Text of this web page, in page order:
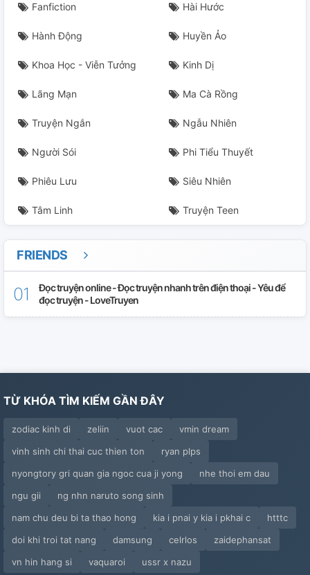
Chương 24: Kim Thương Không Ngã (cao H)
Chương 25: Hoàn
Ép Khô Là Loại Như Thế Nào Thể Nghiệm (cao H)
Hồi Ức (H)
Fanfiction Hài Hước
Hành Động Huyền Ảo
Khoa Học - Viễn Tưởng Kinh Dị
Lãng Mạn Ma Cà Rồng
Truyện Ngắn Ngẫu Nhiên
Người Sói Phi Tiểu Thuyết
Phiêu Lưu Siêu Nhiên
Tâm Linh Truyện Teen
FRIENDS
Đọc truyện online - Đọc truyện nhanh trên điện thoại - Yêu để
đọc truyện - LoveTruyen
TỪ KHÓA TÌM KIẾM GẦN ĐÂY
zodiac kinh di zeliin vuot cac
vmin dream
vinh sinh chi thai cuc thien ton
ryan plps
nyongtory gri quan gia ngoc cua ji yong
nhe thoi em dau
ngu gii
ng nhn naruto song sinh
nam chu deu bi ta thao hong
kia i pnai y kia i pkhai c
htttc
doi khi troi tat nang
damsung celrlos
zaidephansat
vn hin hang si
vaquaroi ussr x nazu